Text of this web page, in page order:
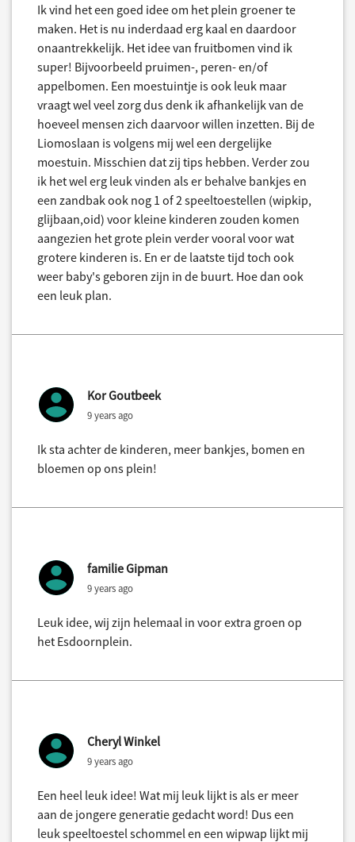
Ik vind het een goed idee om het plein groener te
maken. Het is nu inderdaad erg kaal en daardoor
onaantrekkelijk. Het idee van fruitbomen vind ik
super! Bijvoorbeeld pruimen-, peren- en/of
appelbomen. Een moestuintje is ook leuk maar
vraagt wel veel zorg dus denk ik afhankelijk van de
hoeveel mensen zich daarvoor willen inzetten. Bij de
Liomoslaan is volgens mij wel een dergelijke
moestuin. Misschien dat zij tips hebben. Verder zou
ik het wel erg leuk vinden als er behalve bankjes en
een zandbak ook nog 1 of 2 speeltoestellen (wipkip,
glijbaan,oid) voor kleine kinderen zouden komen
aangezien het grote plein verder vooral voor wat
grotere kinderen is. En er de laatste tijd toch ook
weer baby's geboren zijn in de buurt. Hoe dan ook
een leuk plan.
Kor Goutbeek
9 years ago
Ik sta achter de kinderen, meer bankjes, bomen en
bloemen op ons plein!
familie Gipman
9 years ago
Leuk idee, wij zijn helemaal in voor extra groen op
het Esdoornplein.
Cheryl Winkel
9 years ago
Een heel leuk idee! Wat mij leuk lijkt is als er meer
aan de jongere generatie gedacht word! Dus een
leuk speeltoestel schommel en een wipwap lijkt mij